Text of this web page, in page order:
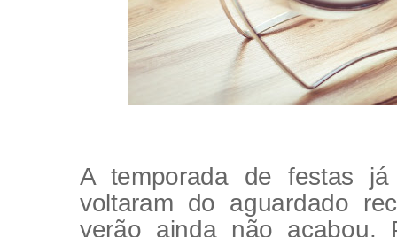
A temporada de festas
voltaram do aguardado
verão ainda não acabou.